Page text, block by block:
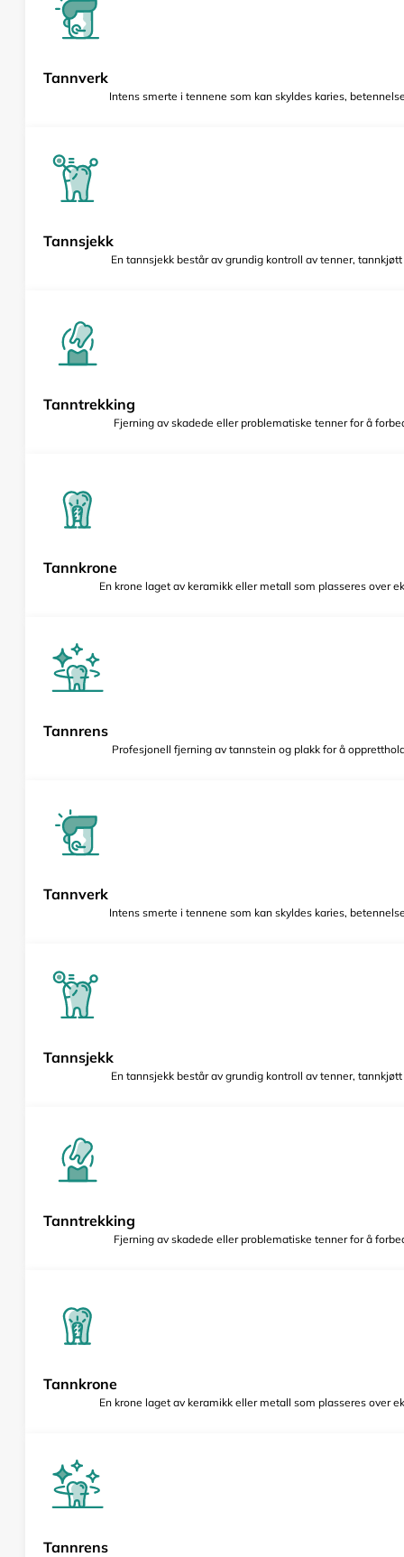
Tannverk
Intens smerte i tennene som kan skyldes karies,
Tannsjekk
En tannsjekk består av grundig kontroll av tenner,
Tanntrekking
Fjerning av skadede eller problematiske tenner for å
Tannkrone
En krone laget av keramikk eller metall som plasseres over
Tannrens
Profesjonell fjerning av tannstein og plakk for å
Tannverk
Intens smerte i tennene som kan skyldes karies,
Tannsjekk
En tannsjekk består av grundig kontroll av tenner,
Tanntrekking
Fjerning av skadede eller problematiske tenner for å
Tannkrone
En krone laget av keramikk eller metall som plasseres over
Tannrens